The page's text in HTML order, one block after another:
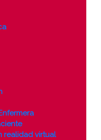
realidad virtual